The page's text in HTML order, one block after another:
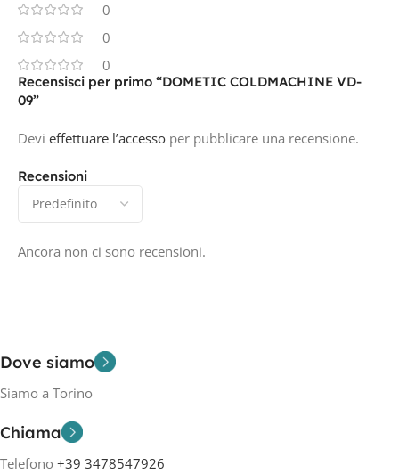
0
0
0
Recensioni
Ancora non ci sono recensioni.
Recensisci per primo “DOMETIC COLDMACHINE VD-
09”
Devi effettuare l’accesso per pubblicare una recensione.
Dove siamo
Siamo a Torino
Chiama
Telefono +39 3478547926